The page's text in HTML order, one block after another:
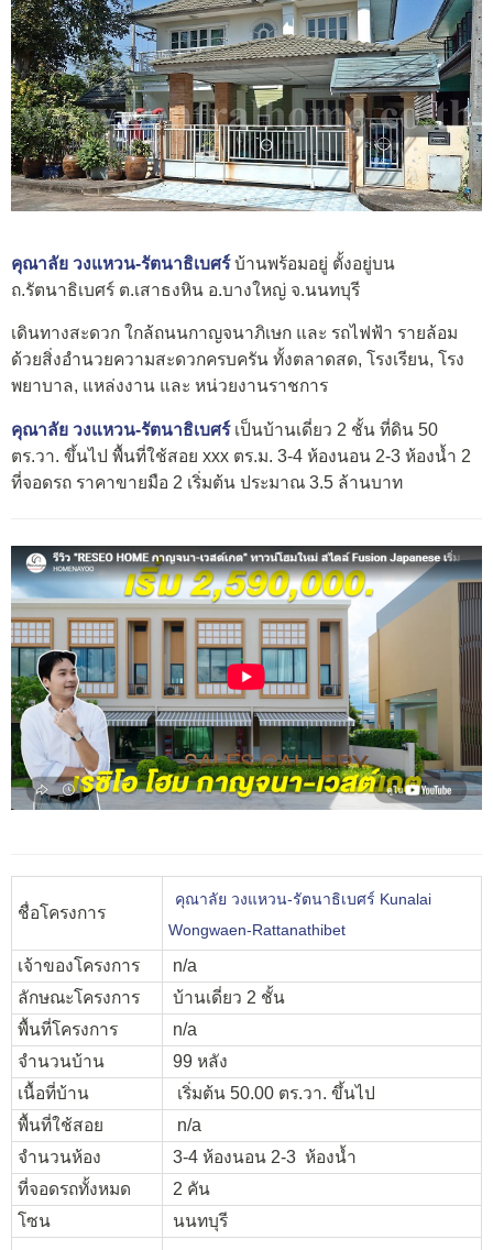
คุณาลัย วงแหวน-รัตนาธิเบศร์บ้านพร้อมอยู่ ตั้งอยู่บน
ถ.รัตนาธิเบศร์ ต.เสาธงหิน อ.บางใหญ่ จ.นนทบุรี
เดินทางสะดวก ใกล้ถนนกาญจนาภิเษก และ รถไฟฟ้า รายล้อม
ด้วยสิ่งอำนวยความสะดวกครบครัน ทั้งตลาดสด, โรงเรียน, โรง
พยาบาล, แหล่งงาน และ หน่วยงานราชการ
คุณาลัย วงแหวน-รัตนาธิเบศร์ เป็นบ้านเดี่ยว 2 ชั้น ที่ดิน 50
ตร.วา. ขึ้นไป พื้นที่ใช้สอย xxx ตร.ม. 3-4 ห้องนอน 2-3 ห้องน้ำ 2
ที่จอดรถ ราคาขายมือ 2 เริ่มต้น ประมาณ 3.5 ล้านบาท
ชื่อโครงการ
คุณาลัย วงแหวน-รัตนาธิเบศร์ Kunalai
Wongwaen-Rattanathibet
เจ้าของโครงการ
n/a
ลักษณะโครงการ
บ้านเดี่ยว 2 ชั้น
พื้นที่โครงการ
n/a
จำนวนบ้าน
99 หลัง
เนื้อที่บ้าน
เริ่มต้น 50.00 ตร.วา. ขึ้นไป
พื้นที่ใช้สอย
n/a
จำนวนห้อง
3-4 ห้องนอน 2-3 ห้องน้ำ
ที่จอดรถทั้งหมด
2 คัน
โซน
นนทบุรี